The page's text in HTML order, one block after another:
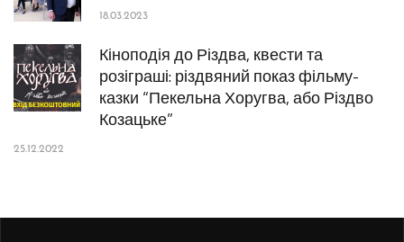
18.03.2023
Кіноподія до Різдва, квести та
розіграші: різдвяний показ фільму-
казки “Пекельна Хоругва, або Різдво
Козацьке”
25.12.2022